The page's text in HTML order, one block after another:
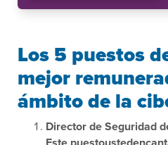
Los 5 puestos
mejor
ámbito de la
Director de Seguridad